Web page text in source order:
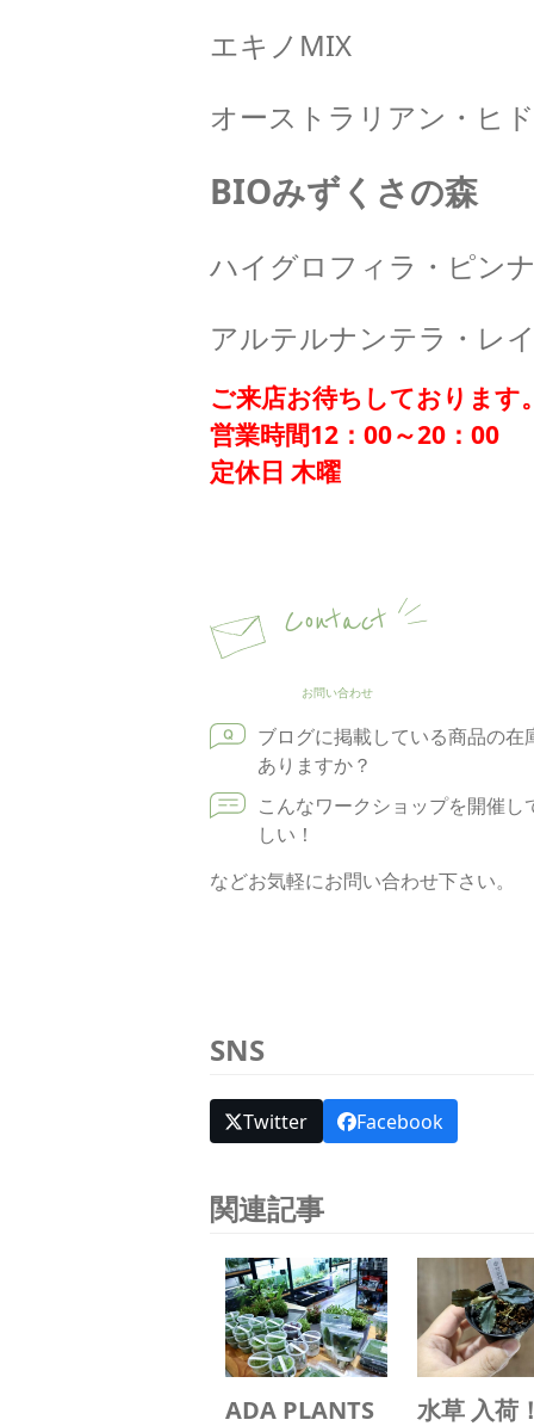
エキノMIX
オーストラリアン・ヒ
BIOみずくさの森
ハイグロフィラ・ピン
アルテルナンテラ・レ
ご来店お待ちしております
営業時間12：00～20：00
定休日 木曜
Contact
お問い合わせ
ブログに掲載している商品の在
ありますか？
こんなワークショップを開催し
しい！
などお気軽にお問い合わせ下さい。
SNS
Twitter Facebook
関連記事
ADA PLANTS
水草 入荷